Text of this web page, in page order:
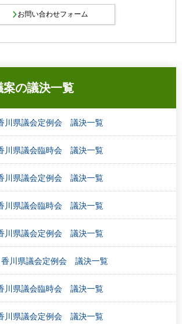
案の議決一覧
川県議会定例会 議決一覧
川県議会臨時会 議決一覧
川県議会定例会 議決一覧
川県議会臨時会 議決一覧
川県議会定例会 議決一覧
香川県議会定例会 議決一覧
川県議会臨時会 議決一覧
川県議会定例会 議決一覧